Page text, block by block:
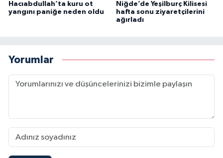
Hacıabdullah’ta kuru ot
yangını paniğe neden oldu
Niğde’de Yeşilburç Kilisesi
hafta sonu ziyaretçilerini
ağırladı
Yorumlar